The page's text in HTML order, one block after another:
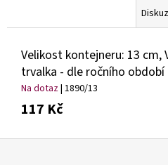
Velikost kontejneru: 13 cm,
trvalka - dle ročního období
Na dotaz| 1890/13
117 Kč
Z